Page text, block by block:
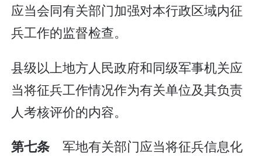
应当会同有关部门加强对本行政区域内征
兵工作的监督检查。
县级以上地方人民政府和同级军事机关应
当将征兵工作情况作为有关单位及其负责
人考核评价的内容。
第七条 军地有关部门应当将征兵信息化